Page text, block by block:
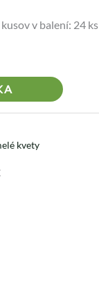
v balení: 24 ks
kvety